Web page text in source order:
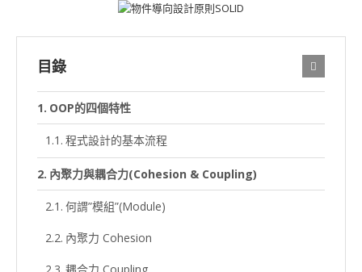
目錄
OOP的四個特性
程式設計的基本流程
內聚力與耦合力(Cohesion & Coupling)
何謂”模組”(Module)
內聚力 Cohesion